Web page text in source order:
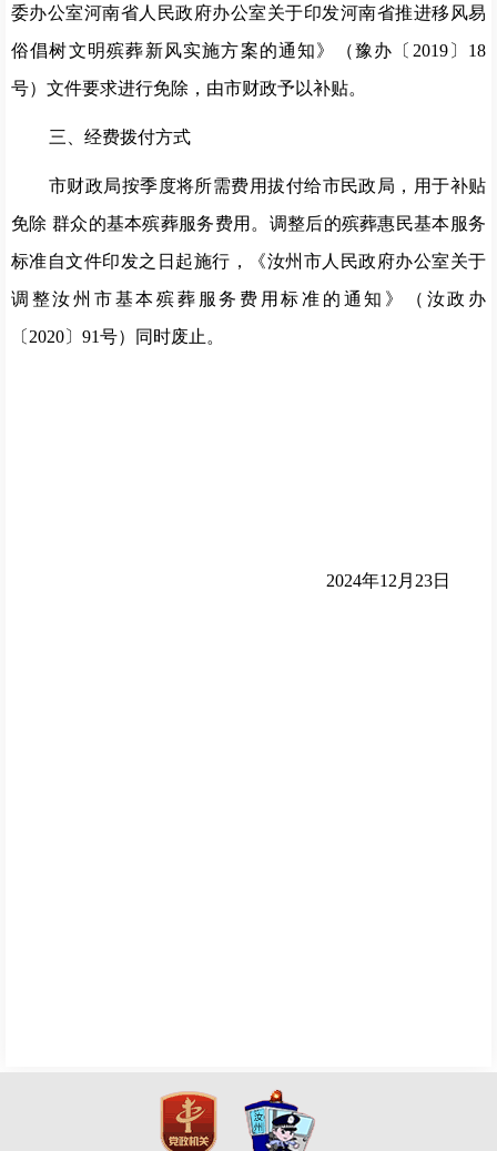
委办公室河南省人民政府办公室关于印发河南省推进移风易
俗倡树文明殡葬新风实施方案的通知》（豫办〔 2019〕 18
号）文件要求进行免除，由市财政予以补贴。
三、经费拨付方式
市财政局按季度将所需费用拔付给市民政局，用于补贴
免除 群众的基本殡葬服务费用。调整后的殡葬惠民基本服务
标准自文件印发之日起施行，《汝州市人民政府办公室关于
调整汝州市基本殡葬服务费用标准的通知》（汝政办
〔 2020〕 91号）同时废止。
2024年12 月 23日